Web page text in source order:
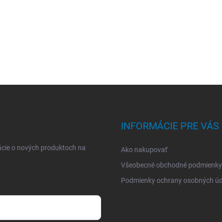
o nových produktoch na
INFORMÁCIE PRE VÁS
Ako nakupovať
Všeobecné obchodné podmienky
Podmienky ochrany osobných